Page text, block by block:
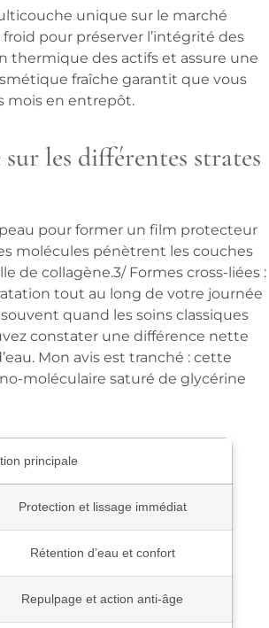
unique sur le marché
pour préserver l’intégrité des
thermique des actifs et assure une
fraîche garantit que vous
mois en entrepôt.
les différentes strates
pour former un film protecteur
molécules pénètrent les couches
de collagène.3/ Formes cross-liées :
tout au long de votre journée
quand les soins classiques
constater une différence nette
Mon avis est tranché : cette
moléculaire saturé de glycérine
principale
Protection et lissage immédiat
Rétention d’eau et confort
Repulpage et action anti-âge